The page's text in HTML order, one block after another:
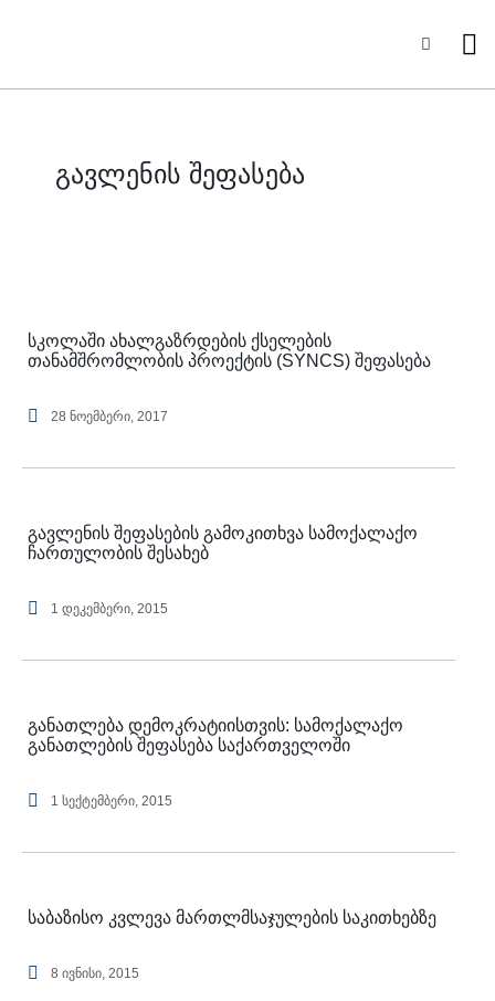
გავლენის შეფასება
სკოლაში ახალგაზრდების ქსელების
თანამშრომლობის პროექტის (SYNCS) შეფასება
28 ნოემბერი, 2017
გავლენის შეფასების გამოკითხვა სამოქალაქო
ჩართულობის შესახებ
1 დეკემბერი, 2015
განათლება დემოკრატიისთვის: სამოქალაქო
განათლების შეფასება საქართველოში
1 სექტემბერი, 2015
საბაზისო კვლევა მართლმსაჯულების საკითხებზე
8 ივნისი, 2015